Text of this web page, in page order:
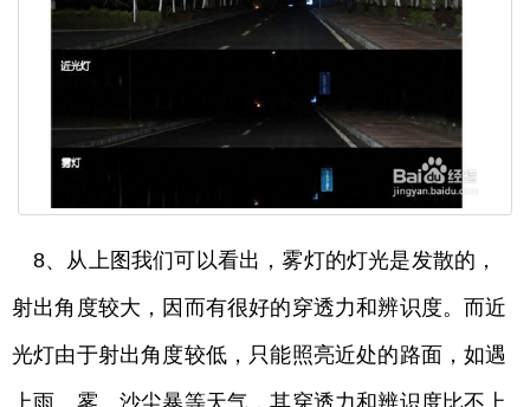
8、从上图我们可以看出，雾灯的灯光是发散的，
射出角度较大，因而有很好的穿透力和辨识度。而近
光灯由于射出角度较低，只能照亮近处的路面，如遇
上雨、雾、沙尘暴等天气，其穿透力和辨识度比不上